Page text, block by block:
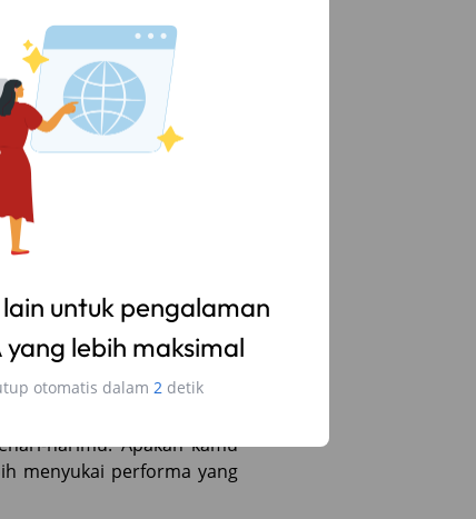
untuk pengalaman
yang lebih maksimal
otomatis dalam 1 detik
merek-merek terkemuka.
semua ada di SEVA.
lainnya. Garansi
nilai tambah yang
harimu. Apakah kamu
menyukai performa yang